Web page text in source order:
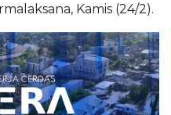
Kamis (24/2).